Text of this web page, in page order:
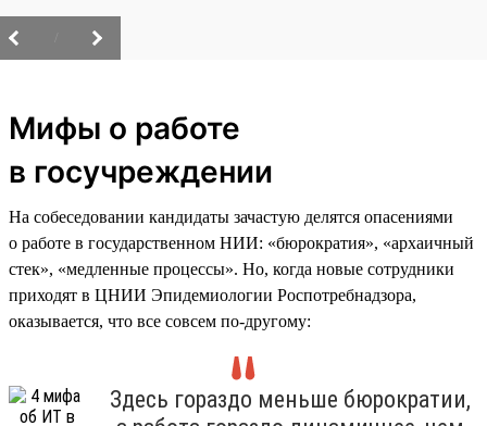
Мифы о работе
в госучреждении
На собеседовании кандидаты зачастую делятся опасениями
о работе в государственном НИИ: «бюрократия», «архаичный
стек», «медленные процессы». Но, когда новые сотрудники
приходят в ЦНИИ Эпидемиологии Роспотребнадзора,
оказывается, что все совсем по-другому:
Здесь гораздо меньше бюрократии,